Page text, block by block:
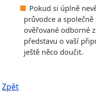
Pokud si úplně
průvodce a
ověřované odborné
představu o vaší
ještě něco doučit.
Zpět